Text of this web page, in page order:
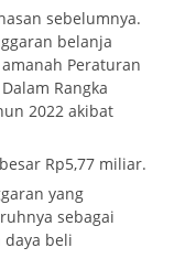
sebelumnya.
belanja
Peraturan
Rangka
2022 akibat
Rp5,77 miliar.
yang
sebagai
beli